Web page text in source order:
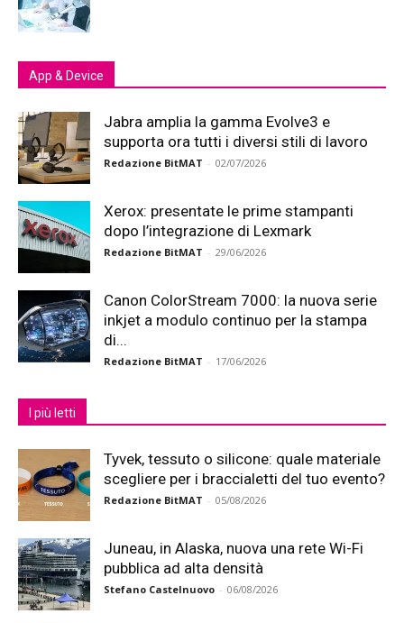
App & Device
Jabra amplia la gamma Evolve3 e
supporta ora tutti i diversi stili di lavoro
Redazione BitMAT - 02/07/2026
Xerox: presentate le prime stampanti
dopo l’integrazione di Lexmark
Redazione BitMAT - 29/06/2026
Canon ColorStream 7000: la nuova serie
inkjet a modulo continuo per la stampa
di...
Redazione BitMAT - 17/06/2026
I più letti
Tyvek, tessuto o silicone: quale materiale
scegliere per i braccialetti del tuo evento?
Redazione BitMAT - 05/08/2026
Juneau, in Alaska, nuova una rete Wi-Fi
pubblica ad alta densità
Stefano Castelnuovo - 06/08/2026